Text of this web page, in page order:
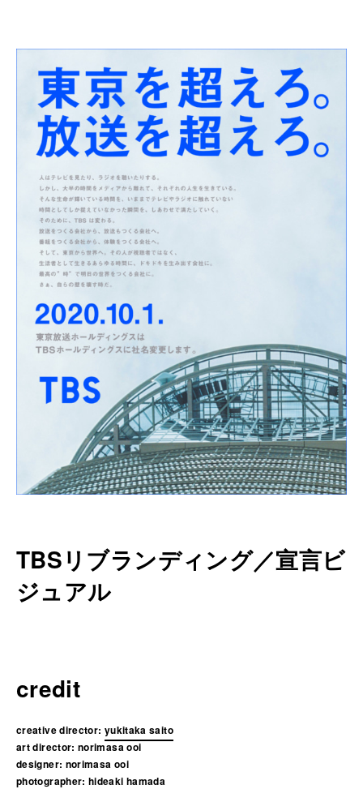
TBSリブランディング／宣言ビ
ジュアル
credit
creative director: yukitaka saito
art director:norimasa ooi
designer: norimasa ooi
photographer:hideaki hamada